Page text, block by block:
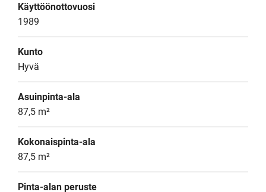
Käyttöönottovuosi
1989
Kunto
Hyvä
Asuinpinta-ala
87,5 m²
Kokonaispinta-ala
87,5 m²
Pinta-alan peruste